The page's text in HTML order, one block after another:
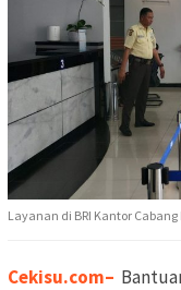
Layanan di BRI Kantor Cabang
Cekisu.com–